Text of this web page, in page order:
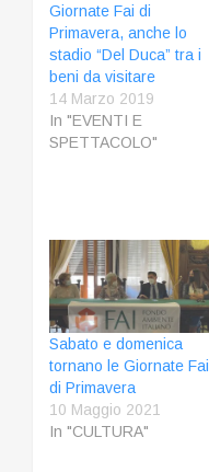
Giornate Fai di
Primavera, anche lo
stadio “Del Duca” tra i
beni da visitare
14 Marzo 2019
In "EVENTI E
SPETTACOLO"
Sabato e domenica
tornano le Giornate Fai
di Primavera
10 Maggio 2021
In "CULTURA"